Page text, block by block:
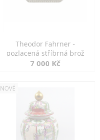
Theodor Fahrner -
pozlacená stříbrná brož
7 000 Kč
NOVÉ